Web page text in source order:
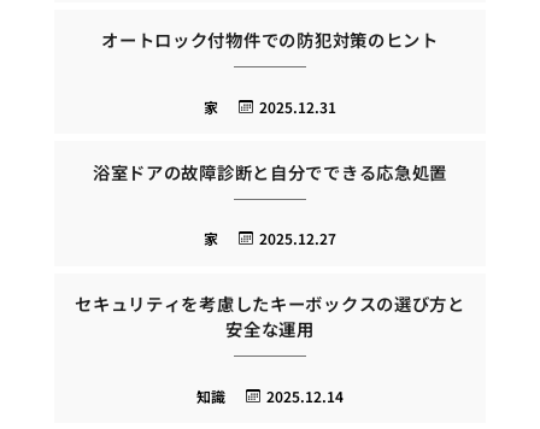
オートロック付物件での防犯対策のヒント
2025.12.31
家
浴室ドアの故障診断と自分でできる応急処置
2025.12.27
家
セキュリティを考慮したキーボックスの選び方と
安全な運用
2025.12.14
知識